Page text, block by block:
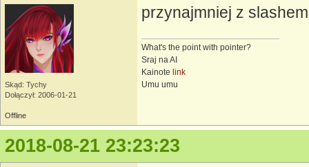
Skąd: Tychy
Dołączył: 2006-01-21
przynajmniej z
What's the point with pointer?
Sraj na AI
Kainote link
Umu umu
Offline
2018-08-21 23:23:23